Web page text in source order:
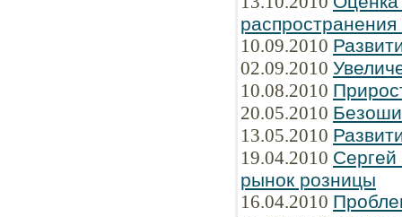
10.09.2010
02.09.2010
10.08.2010
20.05.2010
13.05.2010
19.04.2010 Сергей
рынок розницы
16.04.2010